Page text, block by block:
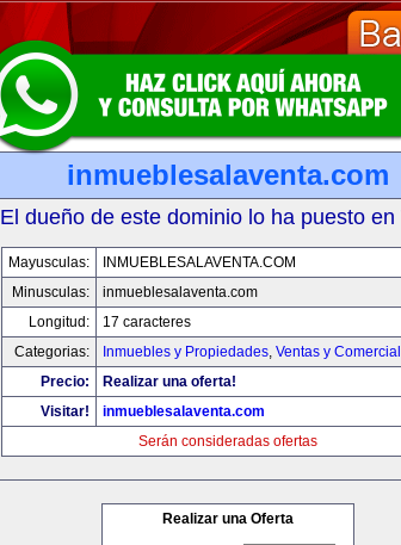
inmueblesalaventa.com
El dueño de este dominio lo ha puesto en
Mayusculas:
INMUEBLESALAVENTA.COM
Minusculas:
inmueblesalaventa.com
Longitud:
17 caracteres
Categorias:
Inmuebles y Propiedades, Ventas y
Precio:
Realizar una oferta!
Visitar!
inmueblesalaventa.com
Serán consideradas ofertas
Realizar una Oferta